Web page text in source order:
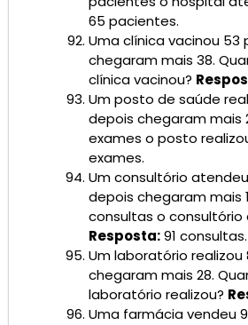
65 pacientes.
Uma clínica vacinou 53
chegaram mais 38.
clínica vacinou?
Um posto de saúde
depois chegaram mais
exames o posto
exames.
Um consultório
depois chegaram mais
consultas o consultório
Resposta:91 consultas.
Um laboratório realizou
chegaram mais 28.
laboratório realizou?
Uma farmácia vendeu